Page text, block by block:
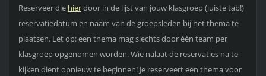
Reserveer die hierdoor in de lijst van jouw klasgroep (juiste tab!)
reservatiedatum en naam van de groepsleden bij het thema te
plaatsen. Let op: een thema mag slechts door één team per
klasgroep opgenomen worden. Wie nalaat de reservaties na te
kijken dient opnieuw te beginnen! Je reserveert een thema voor